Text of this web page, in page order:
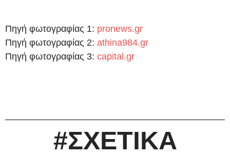
Πηγή φωτογραφίας 1: pronews.gr
Πηγή φωτογραφίας 2: athina984.gr
Πηγή φωτογραφίας 3: capital.gr
#ΣΧΕΤΙΚΑ